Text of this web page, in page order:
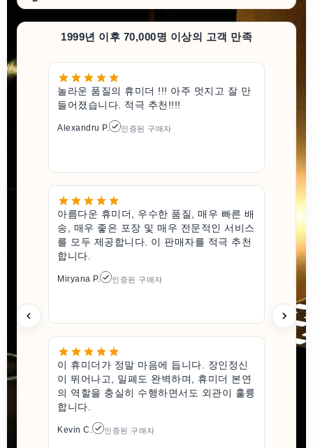
1999년 이후 70,000명 이상의 고객 만족
놀라운 품질의 휴미더 !!! 아주 멋지고 잘 만
들어졌습니다. 적극 추천!!!!
Alexandru P. 인증된 구매자
아름다운 휴미더, 우수한 품질, 매우 빠른 배
송, 매우 좋은 포장 및 매우 전문적인 서비스
를 모두 제공합니다. 이 판매자를 적극 추천
합니다.
Miryana P. 인증된 구매자
이 휴미더가 정말 마음에 듭니다. 장인정신
이 뛰어나고, 밀폐도 완벽하며, 휴미더 본연
의 역할을 충실히 수행하면서도 외관이 훌륭
합니다.
Kevin C. 인증된 구매자